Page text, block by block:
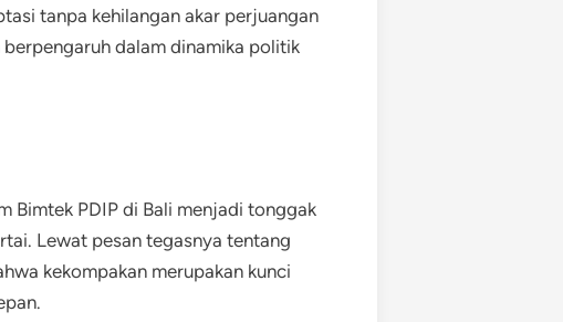
tanpa kehilangan akar perjuangan
dalam dinamika politik
Bimtek PDIP di Bali menjadi tonggak
Lewat pesan tegasnya tentang
kekompakan merupakan kunci